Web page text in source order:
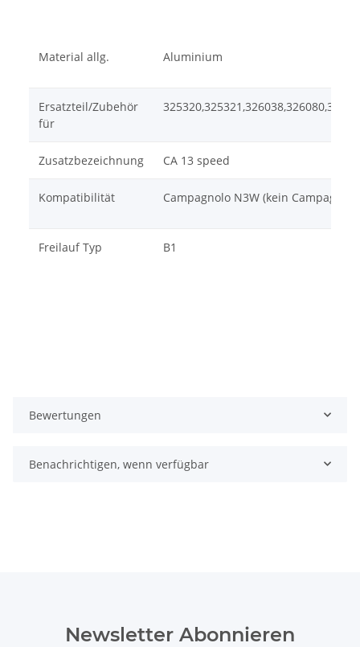
Material allg. Aluminium
Ersatzteil/Zubehör
für
Zusatzbezeichnung CA 13 speed
Kompatibilität Campagnolo N3W (kein
Freilauf Typ B1
Bewertungen
Benachrichtigen, wenn verfügbar
Newsletter Abonnieren